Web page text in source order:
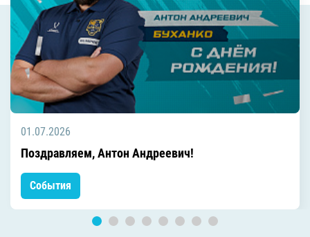
01.07.2026
Поздравляем, Антон Андреевич!
События